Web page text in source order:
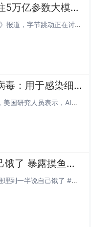
不蒸馏不走捷径！字节拟押注5万亿参数大模型 规模超Kimi K3
快科技8月7日消息，据《晚点 LatePost》报道，字节跳动正在讨论训练一个参数规模超5万亿的模型，它超过阿里的 Qwen 3.8-Max（2.4 万亿参数）和月之暗面的K3（2.8 万亿参数），也是目前国内已知参数规模最大的模型。该计划...
美国科学家首次用AI设计出病毒：用于感染细菌 不会对人类构成威胁
快科技8月7日消息，据媒体报道，近日，美国研究人员表示，AI已被用于设计全新的病毒。这些病毒具备完整功能，并能够在实验室中复制，这也是AI首次成功设计出完整的病毒基因组。研究人员最终制造出16种新型病毒，它们被设计用于感染细菌，不会对人类构...
DeepSeek推理到一半说自己饿了 暴露摸鱼日常
2026 年 8 月 6 日，话题 #DeepSeek 推理到一半说自己饿了 #登上社交平台热搜。有网友晒出 DeepSeek 深度思考模式下的推理过程，AI 在正经分析问题的中途突然走神惦记午饭，引发热议。DeepSeek推理到一半说自己...